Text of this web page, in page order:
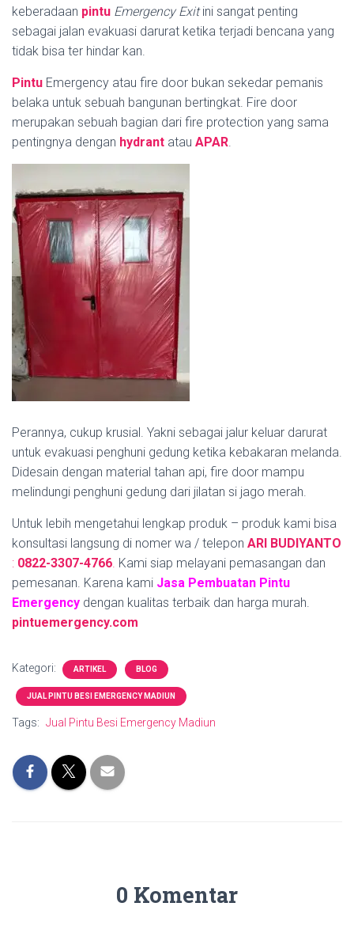
keberadaan pintu Emergency Exitini sangat penting
sebagai jalan evakuasi darurat ketika terjadi bencana yang
tidak bisa ter hindar kan.
Pintu Emergency atau fire door bukan sekedar pemanis
belaka untuk sebuah bangunan bertingkat. Fire door
merupakan sebuah bagian dari fire protection yang sama
pentingnya dengan hydrant atau APAR.
Perannya, cukup krusial. Yakni sebagai jalur keluar darurat
untuk evakuasi penghuni gedung ketika kebakaran melanda.
Didesain dengan material tahan api, fire door mampu
melindungi penghuni gedung dari jilatan si jago merah.
Untuk lebih mengetahui lengkap produk – produk kami bisa
konsultasi langsung di nomer wa / telepon ARI BUDIYANTO
: 0822-3307-4766. Kami siap melayani pemasangan dan
pemesanan. Karena kami Jasa Pembuatan Pintu
Emergency dengan kualitas terbaik dan harga murah.
pintuemergency.com
Kategori: ARTIKEL BLOG
JUAL PINTU BESI EMERGENCY MADIUN
Tags: Jual Pintu Besi Emergency Madiun
0 Komentar